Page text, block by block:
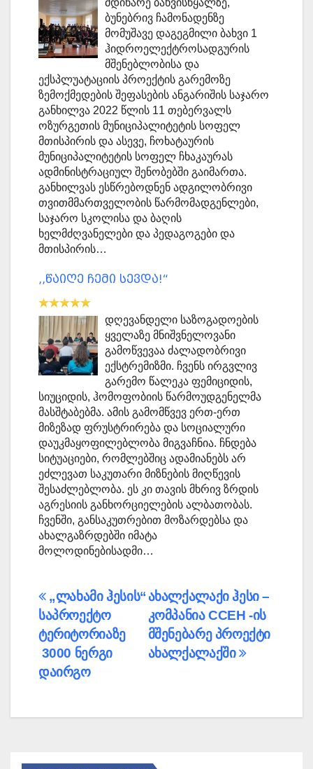
მდინარე ბახვისწყალზე,
ბუნებრივ ჩამონადენზე
მომუშავე დაგეგმილი ბახვი 1
ჰიდროელექტროსადგურის
მშენებლობისა და
ექსპლუატაციის პროექტის გარემოზე
ზემოქმედების შეფასების ანგარიშის საჯარო
განხილვა 2022 წლის 11 თებერვალს
ოზურგეთის მუნიციპალიტეტის სოფელ
მთისპირის და ასევე, ჩოხატაურის
მუნიციპალიტეტის სოფელ ჩხაკაურას
ადმინისტრაციულ შენობებში გაიმართა.
განხილვას ესწრებოდნენ ადგილობრივი
თვითმმართველობის წარმომადგენლები,
საჯარო სკოლისა და ბაღის
ხელმძღვანელები და პედაგოგები და
მთისპირის…
,,წაიღე ჩემი სევდა!“
დღევანდელი საზოგადოების
ყველაზე მნიშვნელოვანი
გამოწვევაა ძალადობრივი
ექსტრემიზმი. ჩვენს ირგვლივ
გარემო წალეკა ფემიციდის,
სიუციდის, ჰომოფობიის წარმოუდგენელმა
მასშტაბებმა. ამის გამომწვევ ერთ-ერთ
მიზეზად ფრუსტრირება და სოციალური
დაუკმაყოფილებლობა მიგვაჩნია. ჩნდება
სიტუაციები, რომლებშიც ადამიანებს არ
ეძლევათ საკუთარი მიზნების მიღწევის
შესაძლებლობა. ეს კი თავის მხრივ ზრდის
აგრესიის განხორციელების ალბათობას.
ჩვენში, განსაკუთრებით მოზარდებსა და
ახალგაზრდებში იმატა
მოლოდინებისადმი…
პოსტის
ნავიგაცია
ახალქალაქი ჰესი –
კომპანია CCEH -ის
მშენებარე პროექტი
ახალქალაქში
„ლახამი ჰესის“
საპროექტო
ტერიტორიაზე
3000 ნერგი
დაირგო